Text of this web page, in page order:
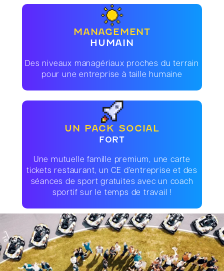
MANAGEMENT
HUMAIN
Des niveaux managériaux proches du terrain
pour une entreprise à taille humaine
UN PACK SOCIAL
FORT
Une mutuelle famille premium, une carte
tickets restaurant, un CE d’entreprise et des
séances de sport gratuites avec un coach
sportif sur le temps de travail !